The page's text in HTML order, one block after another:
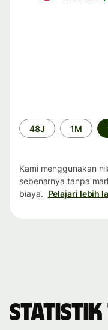
Periode
waktu
48J 1M
Kami menggunakan
sebenarnya tanpa
biaya. Pelajari lebih
Statistik 1